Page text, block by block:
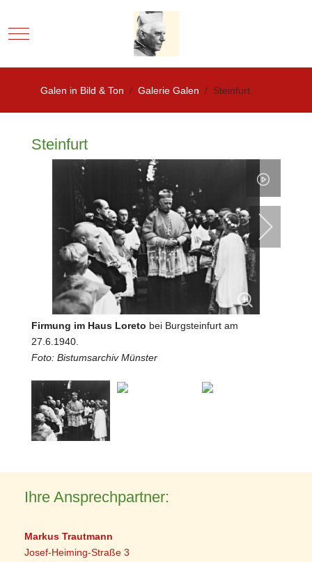
Mobile Menu Toggle
Galen in Bild & Ton Galerie Galen Steinfurt
Steinfurt
Firmung im Haus Loreto bei Burgsteinfurt am
27.6.1940.
Foto: Bistumsarchiv Münster
Ihre Ansprechpartner:
Markus Trautmann
Josef-Heiming-Straße 3